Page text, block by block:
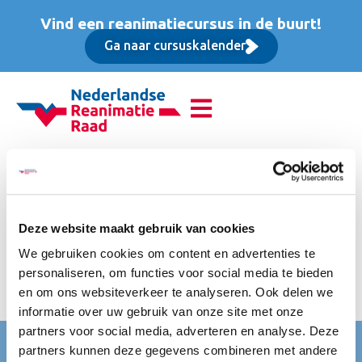
Deze website maakt gebruik van cookies
We gebruiken cookies om content en advertenties te
personaliseren, om functies voor social media te bieden
en om ons websiteverkeer te analyseren. Ook delen we
informatie over uw gebruik van onze site met onze
partners voor social media, adverteren en analyse. Deze
partners kunnen deze gegevens combineren met andere
Vind een reanimatiecursus in de buurt!
Ga naar cursuskalender
Reanimatie van
Basis cursus
Incl btw, lesmateriaal, koffie/thee met krentenwegge en
water/fris
Nederlandse Reanimatie Raad (NRR)